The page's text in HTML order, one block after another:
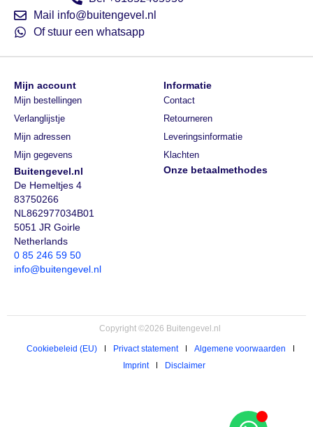
Mail info@buitengevel.nl
Of stuur een whatsapp
Buitengevel.nl
De Hemeltjes 4
83750266
NL862977034B01
5051 JR Goirle
Netherlands
0 85 246 59 50
info@buitengevel.nl
Onze betaalmethodes
Mijn account
Mijn bestellingen
Verlanglijstje
Mijn adressen
Mijn gegevens
Informatie
Contact
Retourneren
Leveringsinformatie
Klachten
Copyright ©2026 Buitengevel.nl
Cookiebeleid (EU) Privact statement
Algemene voorwaarden
Imprint
Disclaimer